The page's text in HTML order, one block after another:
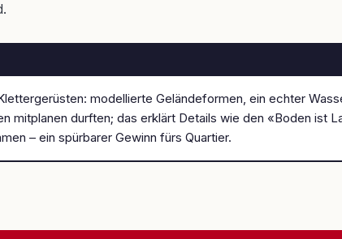
modellierte Geländeformen, ein echter
mitplanen durften; das erklärt Details wie den «Boden ist
– ein spürbarer Gewinn fürs Quartier.